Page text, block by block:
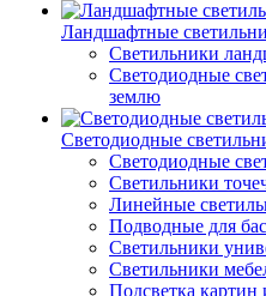
Ландшафтные
Светильники
Светодиодные
землю
Светодиодные
Светодиодные
Светильники
Линейные
Подводные для
Светильники
Светильники
Подсветка картин